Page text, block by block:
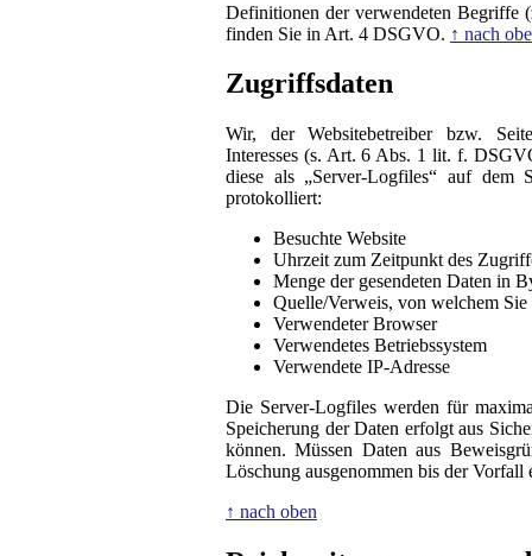
Definitionen der verwendeten Begriffe
finden Sie in Art. 4 DSGVO. ↑ nach
Zugriffsdaten
Wir, der Websitebetreiber bzw.
Interesses (s. Art. 6 Abs. 1 lit. f.
diese als „Server-Logfiles“ auf dem
protokolliert:
Besuchte Website
Uhrzeit zum Zeitpunkt des
Menge der gesendeten Daten in
Quelle/Verweis, von welchem Sie
Verwendeter Browser
Verwendetes Betriebssystem
Verwendete IP-Adresse
Die Server-Logfiles werden für
Speicherung der Daten erfolgt aus
können. Müssen Daten aus
Löschung ausgenommen bis der Vorfall
↑ nach oben